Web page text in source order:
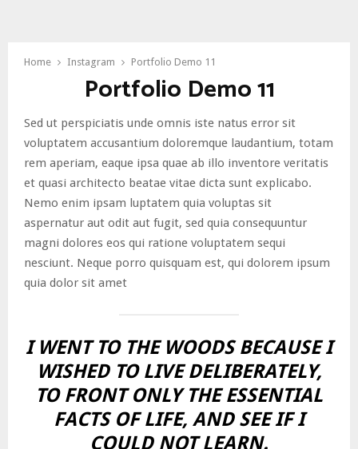
Home Instagram Portfolio Demo 11
Portfolio Demo 11
Sed ut perspiciatis unde omnis iste natus error sit
voluptatem accusantium doloremque laudantium, totam
rem aperiam, eaque ipsa quae ab illo inventore veritatis
et quasi architecto beatae vitae dicta sunt explicabo.
Nemo enim ipsam luptatem quia voluptas sit
aspernatur aut odit aut fugit, sed quia consequuntur
magni dolores eos qui ratione voluptatem sequi
nesciunt. Neque porro quisquam est, qui dolorem ipsum
quia dolor sit amet
I WENT TO THE WOODS BECAUSE I
WISHED TO LIVE DELIBERATELY,
TO FRONT ONLY THE ESSENTIAL
FACTS OF LIFE, AND SEE IF I
COULD NOT LEARN.